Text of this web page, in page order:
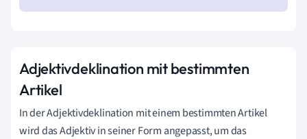
Adjektivdeklination mit bestimmten
Artikel
In der Adjektivdeklination mit einem bestimmten Artikel
wird das Adjektiv in seiner Form angepasst, um das